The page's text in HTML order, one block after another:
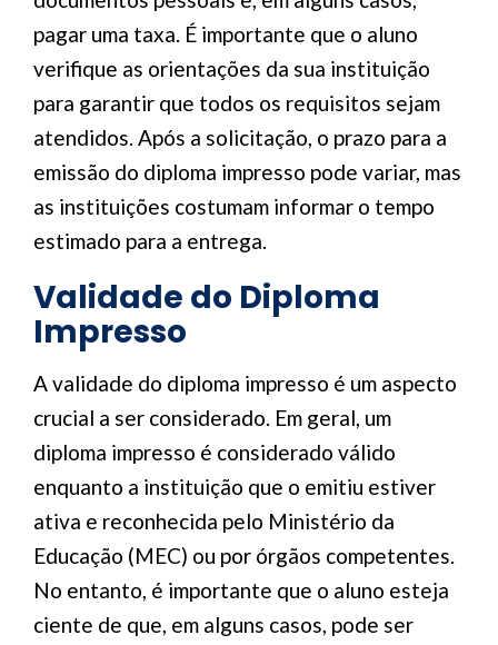
pagar uma taxa. É importante que o aluno
verifique as orientações da sua instituição
para garantir que todos os requisitos sejam
atendidos. Após a solicitação, o prazo para a
emissão do diploma impresso pode variar, mas
as instituições costumam informar o tempo
estimado para a entrega.
Validade do Diploma
Impresso
A validade do diploma impresso é um aspecto
crucial a ser considerado. Em geral, um
diploma impresso é considerado válido
enquanto a instituição que o emitiu estiver
ativa e reconhecida pelo Ministério da
Educação (MEC) ou por órgãos competentes.
No entanto, é importante que o aluno esteja
ciente de que, em alguns casos, pode ser